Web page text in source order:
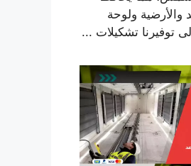
ولوحة
توفيرنا تشكيلات ...